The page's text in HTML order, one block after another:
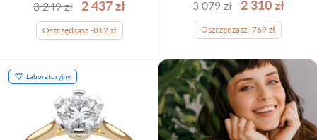
3 249 zł 2 437 zł
Oszczędzasz -812 zł
3 079 zł 2 310 zł
Oszczędzasz -769 zł
Laboratoryjny